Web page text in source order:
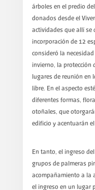
árboles en el predio
donados desde el
actividades que allí se
incorporación de 12
consideró la
invierno, la protección
lugares de reunión en
libre. En el aspecto
diferentes formas,
otoñales, que
edificio y acentuarán
En tanto, el ingreso
grupos de palmeras
acompañamiento a la
el ingreso en un lugar